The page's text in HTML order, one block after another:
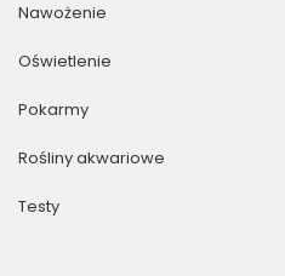
Nawożenie
Oświetlenie
Pokarmy
Rośliny akwariowe
Testy